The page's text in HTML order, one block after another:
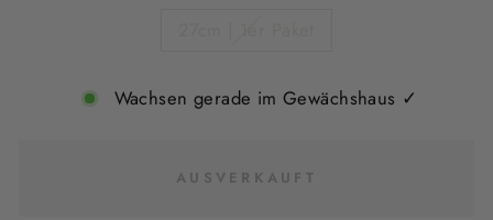
Wachsen gerade im Gewächshaus ✓
AUSVERKAUFT